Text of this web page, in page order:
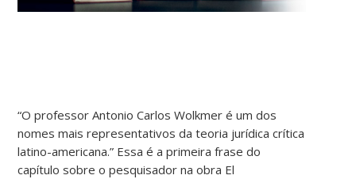
“O professor Antonio Carlos Wolkmer é um dos
nomes mais representativos da teoria jurídica crítica
latino-americana.” Essa é a primeira frase do
capítulo sobre o pesquisador na obra El